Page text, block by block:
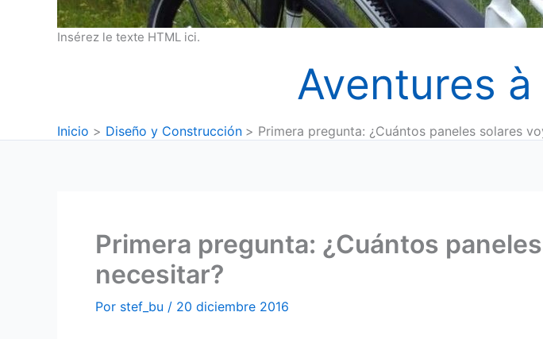
Insérez le texte HTML ici.
Aventures
Inicio Diseño y Construcción Primera pregunta: ¿Cuántos paneles solares
Primera pregunta: ¿Cuántos
necesitar?
Por stef_bu / 20 diciembre 2016